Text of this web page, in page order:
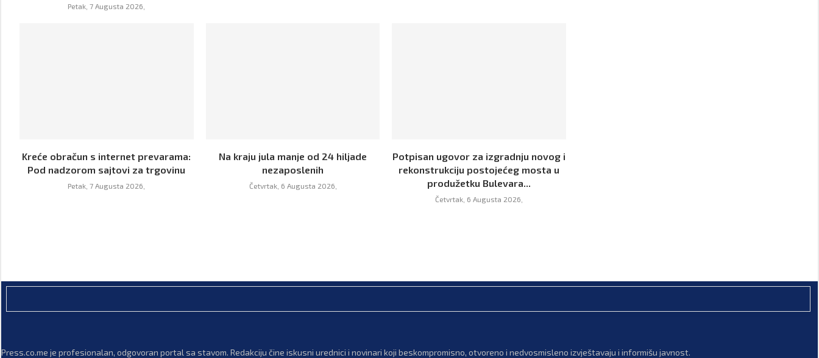
Petak, 7 Augusta 2026,
Kreće obračun s internet prevarama:
Pod nadzorom sajtovi za trgovinu
Petak, 7 Augusta 2026,
Na kraju jula manje od 24 hiljade
nezaposlenih
Četvrtak, 6 Augusta 2026,
Potpisan ugovor za izgradnju novog i
rekonstrukciju postojećeg mosta u
produžetku Bulevara...
Četvrtak, 6 Augusta 2026,
Press.co.me je profesionalan, odgovoran portal sa stavom. Redakciju čine iskusni urednici i novinari koji beskompromisno, otvoreno i nedvosmisleno izvještavaju i informišu javnost.